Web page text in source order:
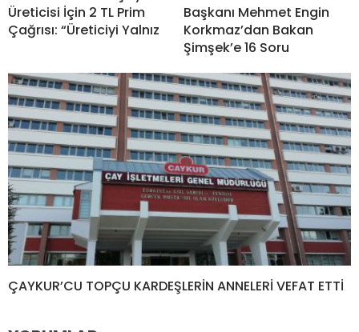
Üreticisi İçin 2 TL Prim
Çağrısı: “Üreticiyi Yalnız
Başkanı Mehmet Engin
Korkmaz’dan Bakan
Şimşek’e 16 Soru
ÇAYKUR’CU TOPÇU KARDEŞLERİN ANNELERİ VEFAT ETTİ